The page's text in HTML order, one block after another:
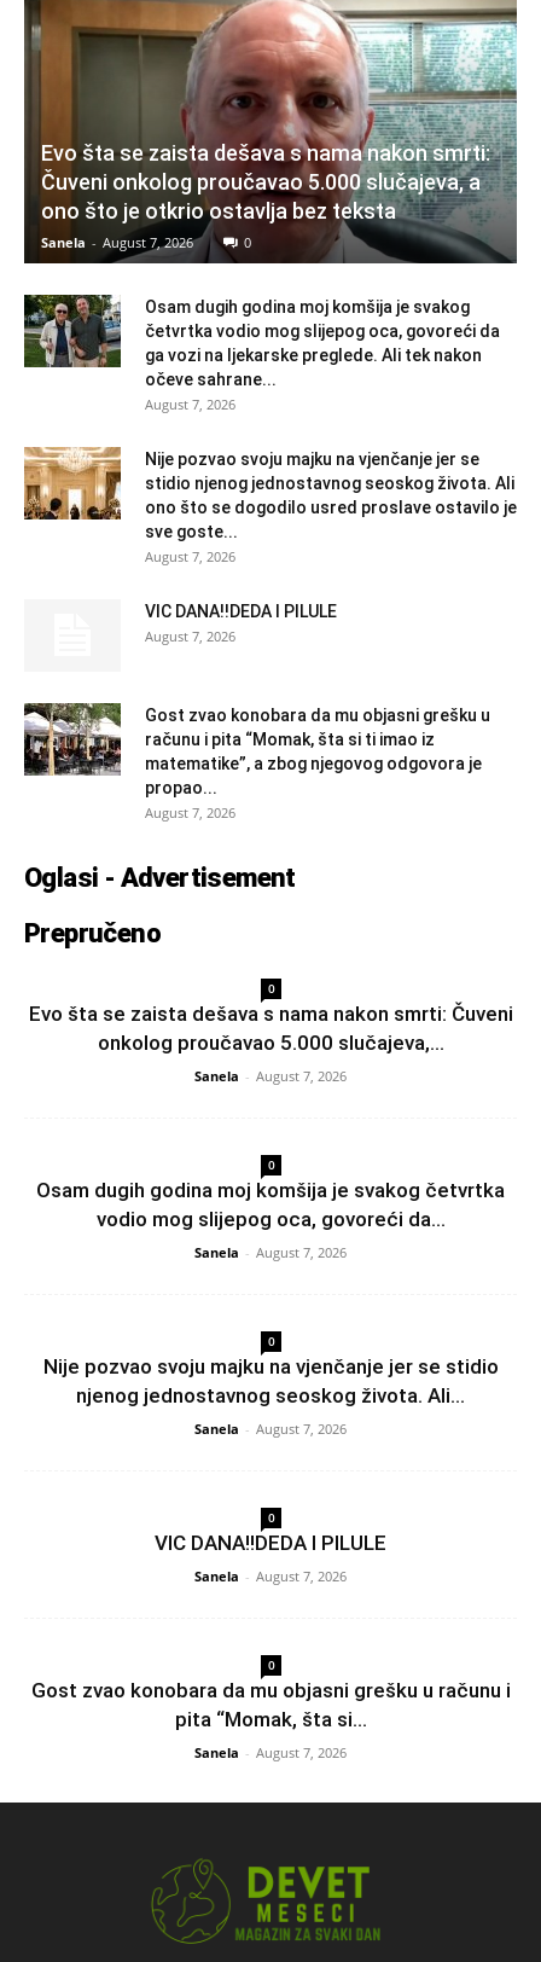
Evo šta se zaista dešava s nama nakon smrti:
Čuveni onkolog proučavao 5.000 slučajeva, a
ono što je otkrio ostavlja bez teksta
Sanela - August 7, 2026 0
Osam dugih godina moj komšija je svakog
četvrtka vodio mog slijepog oca, govoreći da
ga vozi na ljekarske preglede. Ali tek nakon
očeve sahrane...
August 7, 2026
Nije pozvao svoju majku na vjenčanje jer se
stidio njenog jednostavnog seoskog života. Ali
ono što se dogodilo usred proslave ostavilo je
sve goste...
August 7, 2026
VIC DANA!!DEDA I PILULE
August 7, 2026
Gost zvao konobara da mu objasni grešku u
računu i pita “Momak, šta si ti imao iz
matematike”, a zbog njegovog odgovora je
propao...
August 7, 2026
Oglasi - Advertisement
Prepručeno
0
Evo šta se zaista dešava s nama nakon smrti: Čuveni
onkolog proučavao 5.000 slučajeva,...
Sanela - August 7, 2026
0
Osam dugih godina moj komšija je svakog četvrtka
vodio mog slijepog oca, govoreći da...
Sanela - August 7, 2026
0
Nije pozvao svoju majku na vjenčanje jer se stidio
njenog jednostavnog seoskog života. Ali...
Sanela - August 7, 2026
0
VIC DANA!!DEDA I PILULE
Sanela - August 7, 2026
0
Gost zvao konobara da mu objasni grešku u računu i
pita “Momak, šta si...
Sanela - August 7, 2026